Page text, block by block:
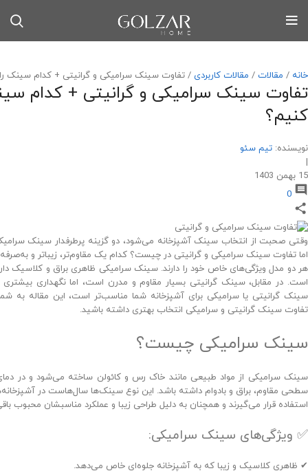
خانه / مقالات / مقالات کاربردی / تفاوت سینک سرامیکی و گرانیتی + کدام سینک
تفاوت سینک سرامیکی و گرانیتی + کدام
کنیم؟
نویسنده: تیم سئو
|
15 بهمن 1403
0
وقتی صحبت از انتخاب سینک آشپزخانه می‌شود، دو گزینه پرطرفدار سینک
اما تفاوت سینک سرامیکی و گرانیتی در چیست؟ کدام یک مقاوم‌تر، زیباتر و
هر دو مدل ویژگی‌های خاص خود را دارند. سینک سرامیکی ظاهری براق و کلاسیک
است. در مقابل، سینک گرانیتی بسیار مقاوم و مدرن است، اما نگهداری بیشتری
سینک گرانیتی یا سرامیکی برای آشپزخانه شما مناسب‌تر است، این مقاله به
تفاوت سینک گرانیتی و سرامیکی انتخاب بهتری داشته باشید.
سینک سرامیکی چیست؟
سینک سرامیکی از مواد طبیعی مانند خاک رس و کائولن ساخته می‌شود و در
سطحی مقاوم، براق و بادوام داشته باشد. این نوع سینک‌ها سال‌هاست در
استفاده قرار می‌گیرند و همچنان به دلیل طراحی زیبا و عملکرد مناسبشان محبوب
✅ ویژگی‌های سینک سرامیکی:
✔ ظاهری کلاسیک و زیبا که به آشپزخانه جلوه‌ای خاص می‌دهد.